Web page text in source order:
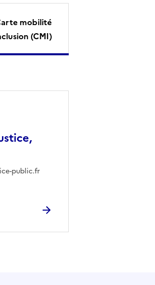
mobilité
(CMI)
public.fr